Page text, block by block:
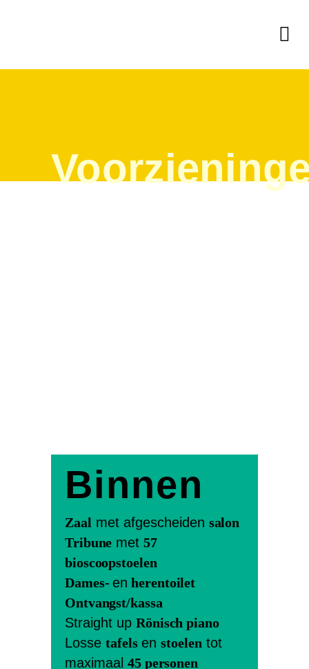
Binnen
Zaal met afgescheiden salon
Tribune met57
bioscoopstoelen
Dames-en herentoilet
Ontvangst/kassa
Straight up Rönisch piano
Losse tafelsenstoelen tot
maximaal 45 personen